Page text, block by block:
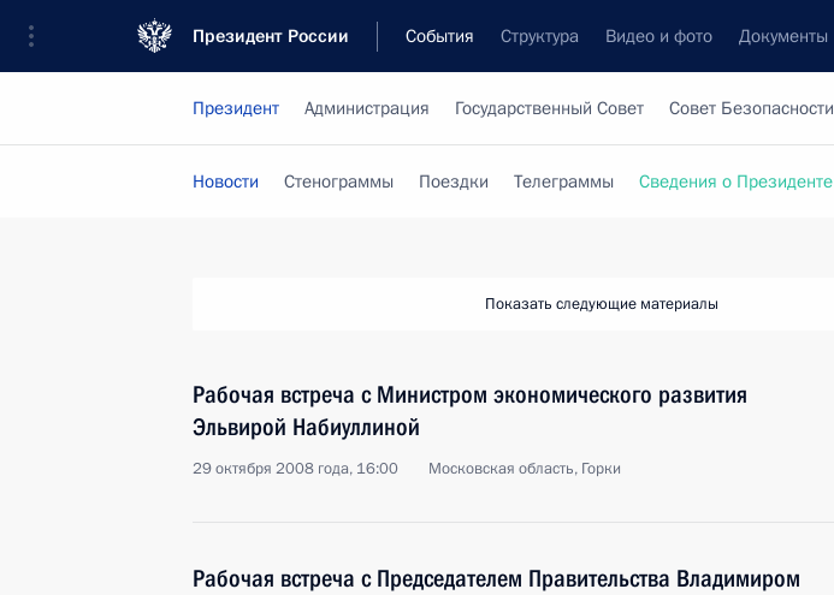
Президент России События Структура Видео и фото Документы
Президент Администрация Государственный Совет Совет Безопасности
Новости Стенограммы Поездки Телеграммы Сведения о Президенте
Показать следующие материалы
Рабочая встреча с Министром экономического развития
Эльвирой Набиуллиной
29 октября 2008 года, 16:00 Московская область, Горки
Рабочая встреча с Председателем Правительства Владимиром